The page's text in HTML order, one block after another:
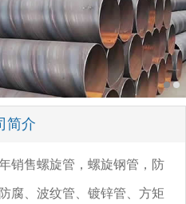
简介
销售螺旋管，螺旋钢管，防
腐、波纹管、镀锌管、方矩